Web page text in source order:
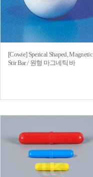
[Cowie] Sperical Shaped, Magnetic
Stir Bar / 원형 마그네틱 바